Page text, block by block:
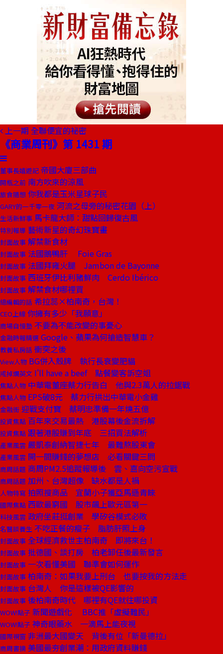
上一期 全聯便宜的祕密
《商業周刊》第 1431 期
董事長嬉遊記 帝國大廈三部曲
開瓶之前 南方吹來的涼風
旅食隨想 你我都是玉米星球子民
GARY的一千零一夜 河流之母旁的秘密花園（上）
生活新鮮事 馬卡龍大師：甜點回歸復古風
特別報導 藝術新星的奇幻珠寶畫
封面故事 解禁新食材
封面故事 法國鵝鴨肝 Foie Gras
封面故事 法國拜雍火腿 Jambon de Bayonne
封面故事 西班牙伊比利豬鮮肉 Cerdo Ibérico
封面故事 解禁食材哪裡買
總編輯的話 希拉蕊×柏南奇，台灣！
CEO上線 你擁有多少「我願意」
商場自慢塾 不要為不能改變的事憂心
金融時報精選 Google、蘋果為何搶造智慧車？
教養私房話 衝突之後
View人物 BG併入殼牌 執行長衰變肥貓
戒掉爛英文 I'll have a beef 點餐變客訴空姐
焦點人物 中華電董座蔡力行告白 他與2.3萬人的拉鋸戰
焦點人物 EPS破8元 蔡力行拱出中華電小金雞
金融街 迎戰支付寶 蔡明忠準備一年燒五億
投資焦點 百年來交易最熱 港股幕後金流拆解
投資焦點 跟著港股賺到年底 三招買法解析
產業風雲 嚴凱泰創納智捷七年 最難熬股東會
產業風雲 開一間賺錢的夢想店 必看關鍵三問
商周話題 商周PM2.5追蹤報導後 雲、嘉向空污宣戰
商周話題 加州、台灣超像 缺水都是人禍
人物特寫 拍照搜商品 宜蘭小子獲亞馬遜青睞
國際焦點 西歐最窮國 股市飆上歐元區第一
科技風雲 政府坐莊挺創業 學矽谷模式必敗
名醫談養生 不吃正餐的瘦子 脂肪肝照上身
封面故事 全球經濟救世主柏南奇 即將來台！
封面故事 批德國、談打房 柏老卸任後最新發言
封面故事 一次看懂美國 聯準會如何運作
封面故事 柏南奇：如果我要上刑台 也要按我的方法走
封面故事 台灣人 你是這樣被QE影響的
封面故事 後柏南奇時代 哪裡有QE就往哪投資
WOW!點子 新聞遊戲化 BBC推「虛擬難民」
WOW!點子 神奇眼藥水 一滴馬上能夜視
國際視窗 非洲最大國變天 背後有位「新曼德拉」
商周書摘 美國最夯創業潮：用政府資料賺錢